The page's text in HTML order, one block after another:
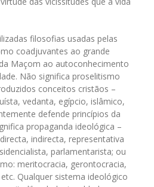
filosofias usadas pelas
coadjuvantes ao grande
Maçom ao autoconhecimento
Não significa proselitismo
conceitos cristãos –
vedanta, egípcio, islâmico,
defende princípios da
propaganda ideológica –
indirecta, representativa
parlamentarista; ou
meritocracia, gerontocracia,
Qualquer sistema ideológico